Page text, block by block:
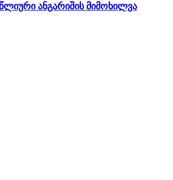
ანგარიშის მიმოხილვა